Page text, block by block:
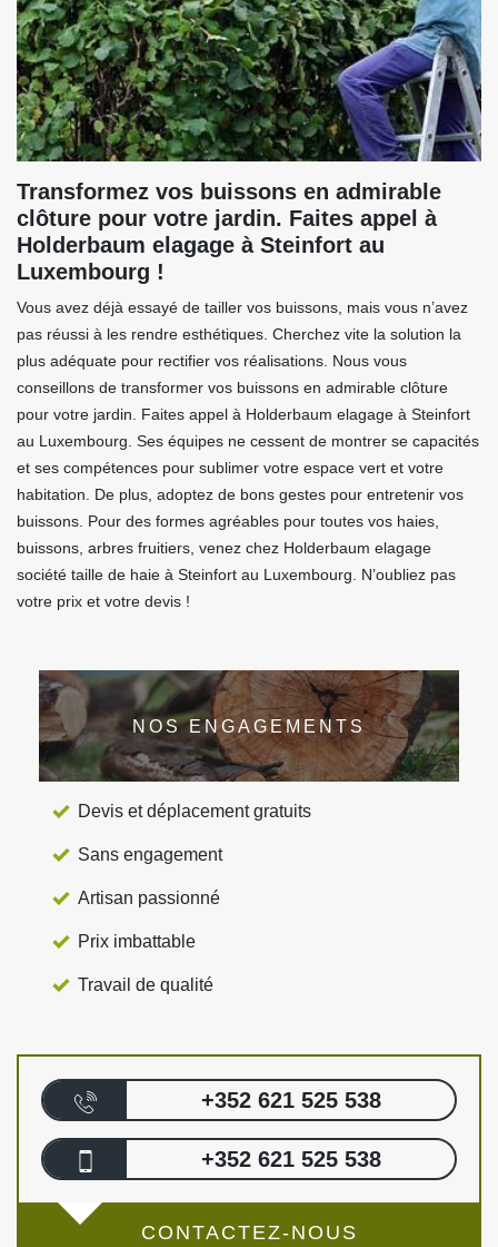
Transformez vos buissons en admirable
clôture pour votre jardin. Faites appel à
Holderbaum elagage à Steinfort au
Luxembourg !
Vous avez déjà essayé de tailler vos buissons, mais vous n’avez
pas réussi à les rendre esthétiques. Cherchez vite la solution la
plus adéquate pour rectifier vos réalisations. Nous vous
conseillons de transformer vos buissons en admirable clôture
pour votre jardin. Faites appel à Holderbaum elagage à Steinfort
au Luxembourg. Ses équipes ne cessent de montrer se capacités
et ses compétences pour sublimer votre espace vert et votre
habitation. De plus, adoptez de bons gestes pour entretenir vos
buissons. Pour des formes agréables pour toutes vos haies,
buissons, arbres fruitiers, venez chez Holderbaum elagage
société taille de haie à Steinfort au Luxembourg. N’oubliez pas
votre prix et votre devis !
NOS ENGAGEMENTS
Devis et déplacement gratuits
Sans engagement
Artisan passionné
Prix imbattable
Travail de qualité
+352 621 525 538
+352 621 525 538
CONTACTEZ-NOUS